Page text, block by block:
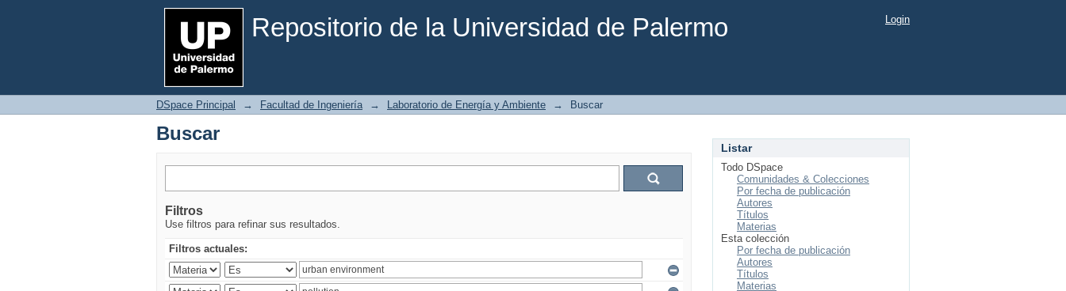
Repositorio de la Universidad de Palermo
Buscar Login
DSpace Principal → Facultad de Ingeniería → Laboratorio de Energía y Ambiente → Buscar
Buscar
Filtros
Use filtros para refinar sus resultados.
Filtros actuales:
Listar
Todo DSpace
Comunidades & Colecciones
Por fecha de publicación
Autores
Títulos
Materias
Esta colección
Por fecha de publicación
Autores
Títulos
Materias